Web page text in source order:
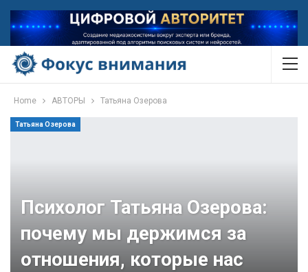
Home АВТОРЫ Татьяна Озерова
Татьяна Озерова
Психолог Татьяна Озерова:
почему мы держимся за
отношения, которые нас